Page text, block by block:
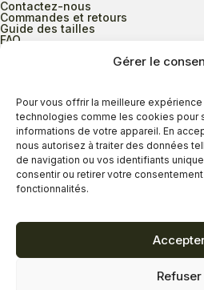
Gérer le
Pour vous offrir la meilleure
technologies comme les cookies pour
informations de votre appareil. En
nous autorisez à traiter des données
de navigation ou vos identifiants
consentir ou retirer votre
fonctionnalités.
Refuser
Contactez-nous
Commandes et retours
Guide des tailles
FAQ
Heures d’ouverture
Lundi au mercredi
Jeudi
Vendredi
Dimanche